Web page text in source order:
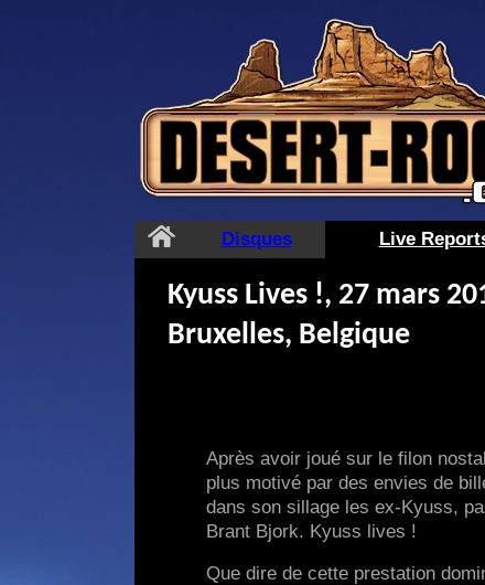
Disques Live
Kyuss Lives !, 27 mars
Bruxelles, Belgique
Après avoir joué sur le filon
plus motivé par des envies de
dans son sillage les ex-Kyuss,
Brant Bjork. Kyuss lives !
Que dire de cette prestation